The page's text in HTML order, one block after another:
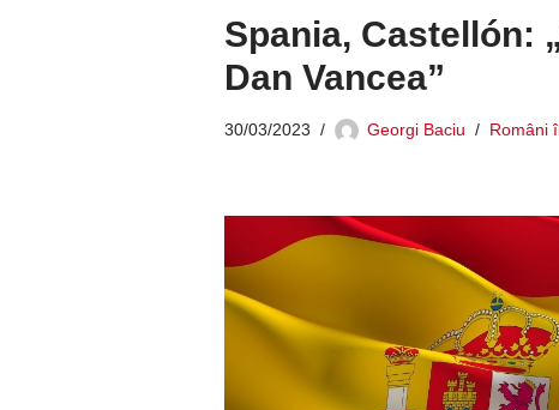
Spania, Castellón:
Dan Vancea”
30/03/2023 Georgi Baciu Români